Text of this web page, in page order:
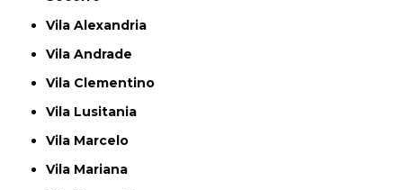
Vila Alexandria
Vila Andrade
Vila Clementino
Vila Lusitania
Vila Marcelo
Vila Mariana